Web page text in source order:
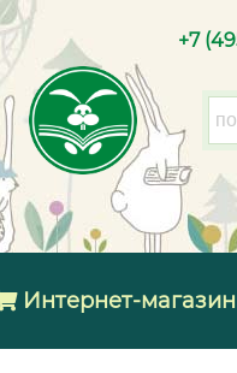
+7
Интернет-магазин